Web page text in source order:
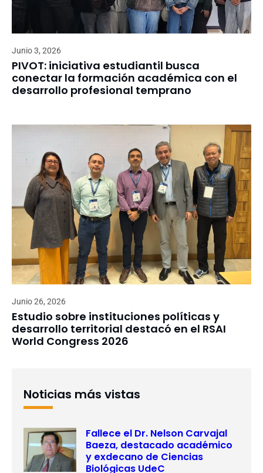
Junio 3, 2026
PIVOT: iniciativa estudiantil busca
conectar la formación académica con el
desarrollo profesional temprano
Junio 26, 2026
Estudio sobre instituciones políticas y
desarrollo territorial destacó en el RSAI
World Congress 2026
Noticias más vistas
Fallece el Dr. Nelson Carvajal
Baeza, destacado académico
y exdecano de Ciencias
Biológicas UdeC